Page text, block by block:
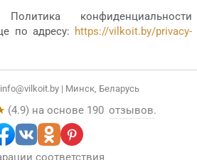
конфиденциальности
по адресу: https://vilkoit.by/privacy-
info@vilkoit.by | Минск, Беларусь
(4.9) на основе 190 отзывов.
соответствия